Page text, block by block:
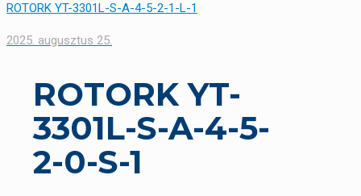
ROTORK YT-3301L-S-A-4-5-2-1-L-1
2025. augusztus 25.
ROTORK YT-
3301L-S-A-4-5-
2-0-S-1